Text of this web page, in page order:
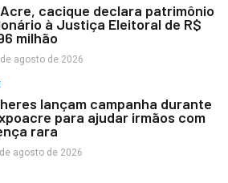
cacique declara patrimônio
à Justiça Eleitoral de R$
milhão
agosto de 2026
lançam campanha durante
para ajudar irmãos com
rara
agosto de 2026